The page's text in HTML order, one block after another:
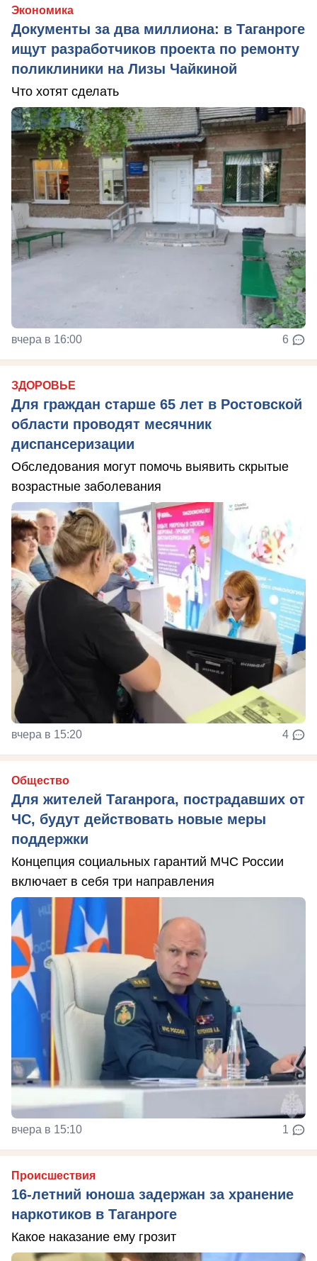
Экономика
Документы за два миллиона: в Таганроге
ищут разработчиков проекта по ремонту
поликлиники на Лизы Чайкиной
Что хотят сделать
вчера в 16:00 6
ЗДОРОВЬЕ
Для граждан старше 65 лет в Ростовской
области проводят месячник
диспансеризации
Обследования могут помочь выявить скрытые
возрастные заболевания
вчера в 15:20 4
Общество
Для жителей Таганрога, пострадавших от
ЧС, будут действовать новые меры
поддержки
Концепция социальных гарантий МЧС России
включает в себя три направления
вчера в 15:10 1
Происшествия
16-летний юноша задержан за хранение
наркотиков в Таганроге
Какое наказание ему грозит